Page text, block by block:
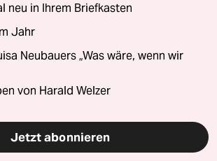
neu in Ihrem Briefkasten
Jahr
Neubauers „Was wäre, wenn wir
von Harald Welzer
Jetzt abonnieren